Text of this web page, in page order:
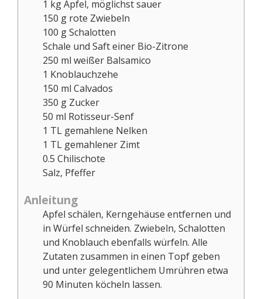
1 kgÄpfel, möglichst sauer
150 g rote Zwiebeln
100 gSchalotten
Schale und Saft einer Bio-Zitrone
250 ml weißer Balsamico
1 Knoblauchzehe
150 ml Calvados
350 g Zucker
50 ml Rotisseur-Senf
1 TL gemahlene Nelken
1 TL gemahlener Zimt
0.5 Chilischote
Salz, Pfeffer
Anleitung
Apfel schälen, Kerngehäuse entfernen und
in Würfel schneiden. Zwiebeln, Schalotten
und Knoblauch ebenfalls würfeln. Alle
Zutaten zusammen in einen Topf geben
und unter gelegentlichem Umrühren etwa
90 Minuten köcheln lassen.